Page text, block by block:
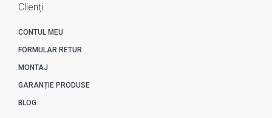
Clienți
CONTUL MEU
FORMULAR RETUR
MONTAJ
GARANȚIE PRODUSE
BLOG